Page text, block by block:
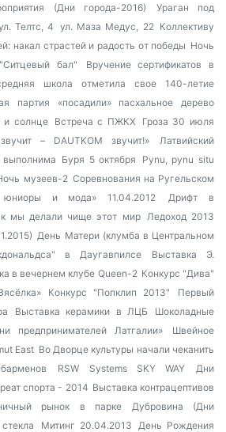
(Дни города-2016)
Ураган под
Телтс, 4 ул. Маза Медус, 22 Коллективу
накал страстей и радость от победы Ночь
бал"
Вручение сертификатов в
школа отметила свое 140-летие
партия «посадили» пасхальное дерево
и солнце Встреча с ПЖКХ
Гроза 30 июля
– DAUTKOM звучит!»
Латвийский
Буря 5 октября
Pynu, pynu situ
музеев-2 Соревнования на Ругельском
юниоры и мода» 11.04.2012
Дрифт в
мы делали чище этот мир Ледоход 2013
День Матери (клумба в Центральном
в Даугавпилсе
Выставка Э.
в вечернем клубе Queen-2 Конкурс "Дива"
Конкурс "Попклип 2013"
Первый
Выставка керамики в ЛЦБ
Шоколадные
предпринимателей Латгалии»
Швейное
East Во Дворце культуры начали чеканить
RSW Systems SKY WAY
Дни
спорта - 2014 Выставка контрацептивов
рынок в парке Дубровина (Дни
Митинг 20.04.2013 День Рождения